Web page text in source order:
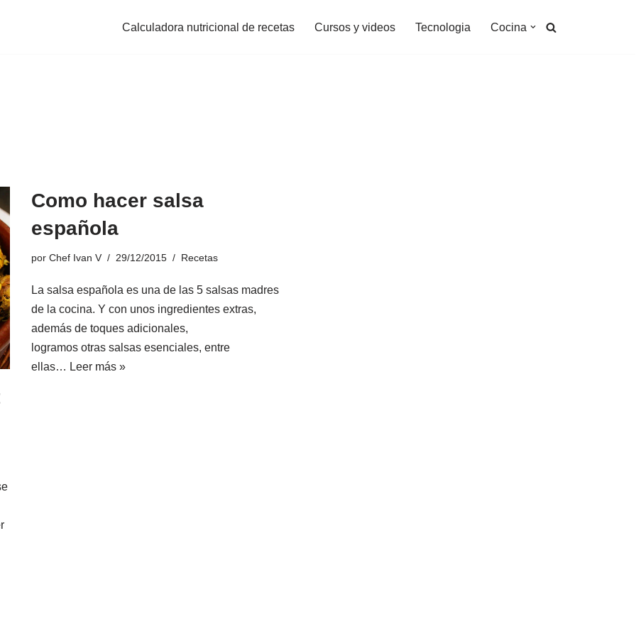
Calculadora nutricional de recetas Cursos y videos Tecnologia Cocina
Como hacer salsa
española
por Chef Ivan V 29/12/2015 Recetas
La salsa española es una de las 5 salsas madres
de la cocina. Y con unos ingredientes extras,
además de toques adicionales,
logramos otras salsas esenciales, entre
ellas… Leer más »